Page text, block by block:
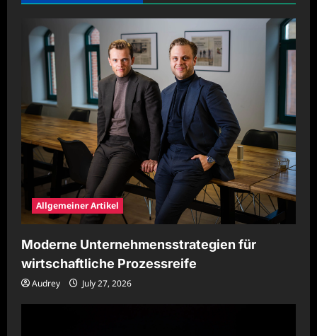
Allgemeiner Artikel
Moderne Unternehmensstrategien für
wirtschaftliche Prozessreife
Audrey July 27, 2026